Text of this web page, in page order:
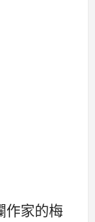
作家的梅